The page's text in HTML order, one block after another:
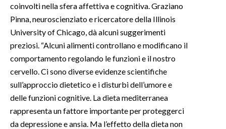
SARDEGNA TURISMO
SARDI NEL MONDO
NOTIZIE
#CARAUNIONE
3 MINUTI CON
coinvolti nella sfera affettiva e cognitiva. Graziano
Pinna, neuroscienziato e ricercatore della Illinois
University of Chicago, dà alcuni suggerimenti
preziosi. “Alcuni alimenti controllano e modificano il
comportamento regolando le funzioni e il nostro
cervello. Ci sono diverse evidenze scientifiche
sull’approccio dietetico e i disturbi dell’umore e
delle funzioni cognitive. La dieta mediterranea
rappresenta un fattore importante per proteggerci
da depressione e ansia. Ma l’effetto della dieta non